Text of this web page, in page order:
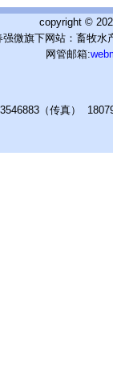
copyright ©
强微旗下网站：畜牧水
网管邮箱:
（传真）